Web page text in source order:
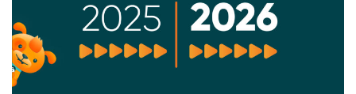
CITIȚI MAI MULT